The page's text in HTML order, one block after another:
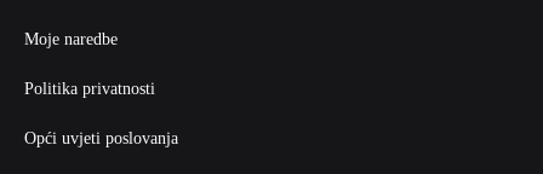
Moje naredbe
Politika privatnosti
Opći uvjeti poslovanja